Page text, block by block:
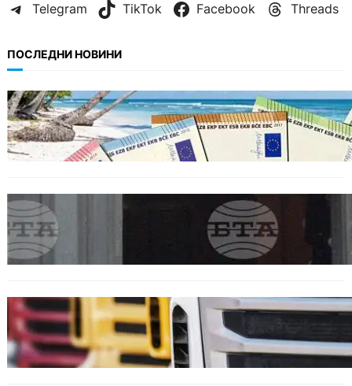
Telegram TikTok Facebook Threads
ПОСЛЕДНИ НОВИНИ
ИКОНОМИКА
Край на цените в две валути: От 9 август
етикетите ще са само в евро.
Варна отбелязва 147 години от създаването
на Военноморските сили.
БЪЛГАРИЯ
Нови ограничения за камионите над 12
тона по ключови пътища през август